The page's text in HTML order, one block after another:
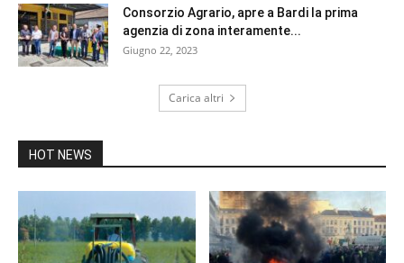
Consorzio Agrario, apre a Bardi la prima
agenzia di zona interamente...
Giugno 22, 2023
Carica altri
HOT NEWS